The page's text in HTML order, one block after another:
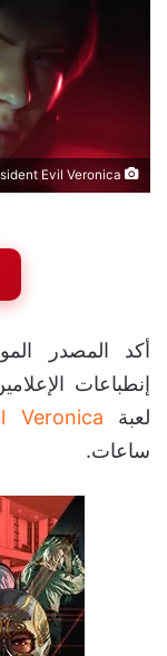
إنطباعات
لعبة Veronica
ساعات.